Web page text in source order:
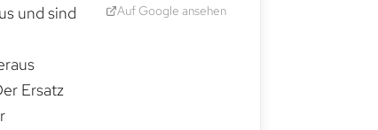
und sind
Ersatz
Auf Google ansehen